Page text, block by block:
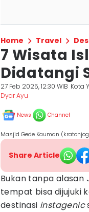
Home Travel
7 Wisata
Didatangi
27 Feb 2025, 12:30 WIB Kota
Dyar Ayu
News Channel
Masjid Gede Kauman
Share Article
Bukan tanpa alasan
tempat bisa dijujuki
destinasi instagenic